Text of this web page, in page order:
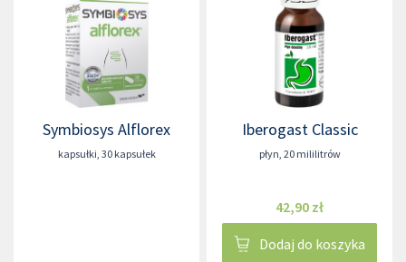
Symbiosys Alflorex
kapsułki 30 kapsułek
Iberogast Classic
płyn 20 mililitrów
42,90 zł
Dodaj do koszyka